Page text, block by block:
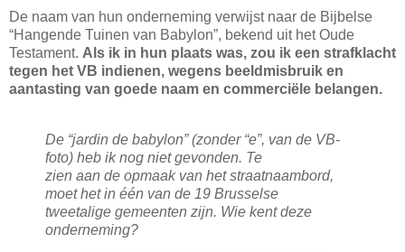
De naam van hun onderneming verwijst naar de Bijbelse
“Hangende Tuinen van Babylon”, bekend uit het Oude
Testament. Als ik in hun plaats was, zou ik een strafklacht
tegen het VB indienen, wegens beeldmisbruik en
aantasting van goede naam en commerciële belangen.
De “jardin de babylon” (zonder “e”, van de VB-
foto) heb ik nog niet gevonden. Te
zien aan de opmaak van het straatnaambord,
moet het in één van de 19 Brusselse
tweetalige gemeenten zijn. Wie kent deze
onderneming?